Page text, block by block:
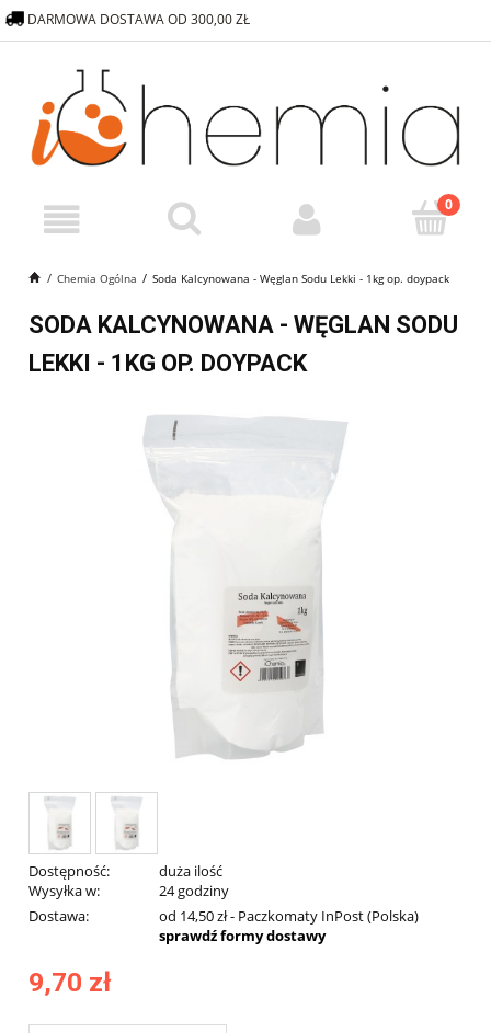
Chemia Ogólna Soda Kalcynowana - Węglan Sodu Lekki - 1kg op. doypack
DARMOWA DOSTAWA OD 300,00 ZŁ
SODA KALCYNOWANA - WĘGLAN SODU
LEKKI - 1KG OP. DOYPACK
Dostępność:
duża ilość
Wysyłka w:
24 godziny
Dostawa:
od 14,50 zł- Paczkomaty InPost(Polska)
sprawdź formy dostawy
9,70 zł